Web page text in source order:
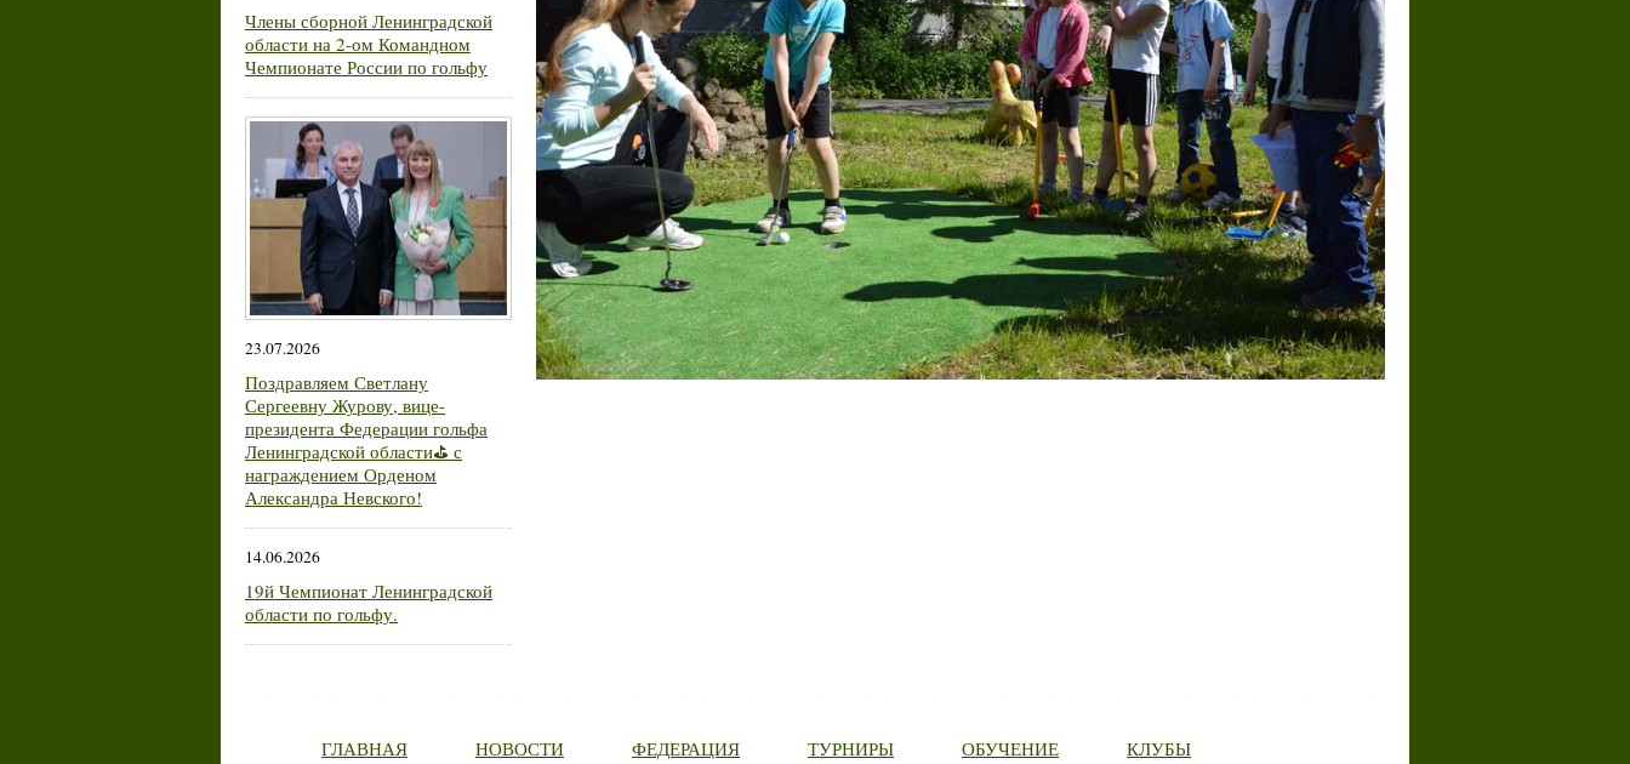
Члены сборной Ленинградской
области на 2-ом Командном
Чемпионате России по гольфу
23.07.2026
Поздравляем Светлану
Сергеевну Журову, вице-
президента Федерации гольфа
Ленинградской области⛳ с
награждением Орденом
Александра Невского!
14.06.2026
19й Чемпионат Ленинградской
области по гольфу.
ГЛАВНАЯ НОВОСТИ ФЕДЕРАЦИЯ ТУРНИРЫ ОБУЧЕНИЕ КЛУБЫ